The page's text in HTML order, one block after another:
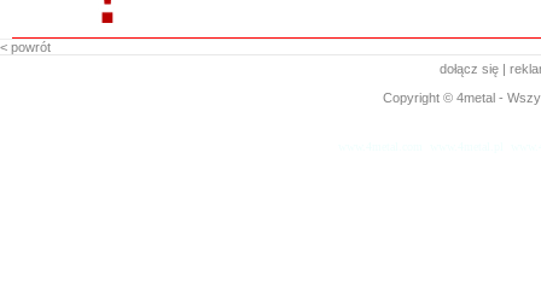
< powrót
dołącz się |
Copyright © 4metal -